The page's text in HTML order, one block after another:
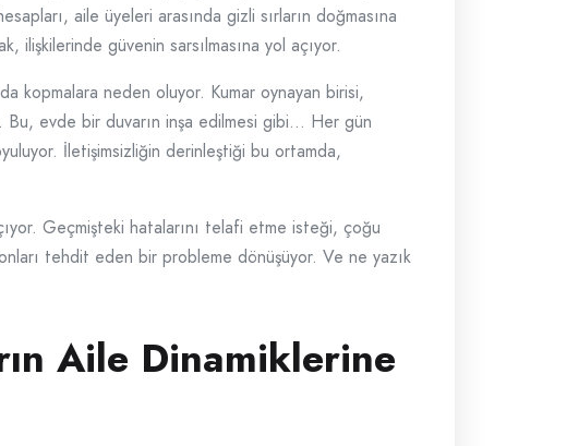
aile üyeleri arasında gizli sırların doğmasına
ilişkilerinde güvenin sarsılmasına yol açıyor.
kopmalara neden oluyor. Kumar oynayan birisi,
Bu, evde bir duvarın inşa edilmesi gibi… Her gün
İletişimsizliğin derinleştiği bu ortamda,
Geçmişteki hatalarını telafi etme isteği, çoğu
tehdit eden bir probleme dönüşüyor. Ve ne yazık
Aile Dinamiklerine